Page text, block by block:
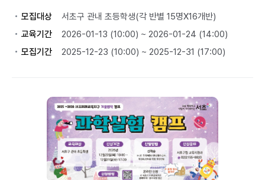
모집대상
서초구 관내 초등학생(각 반별 15명X16개반)
교육기간
2026-01-13 (10:00) ~ 2026-01-24 (14:00)
모집기간
2025-12-23 (10:00) ~ 2025-12-31 (17:00)